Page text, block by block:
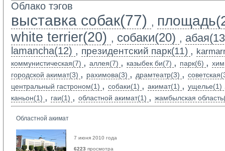
Облако тэгов
выставка собак(77) ,
white terrier(20) , собаки(20) ,
lamancha(12) , президентский парк(11) ,
коммунистическая(7) , аллея(7) , казыбек би(7) , парк(6) ,
городской акимат(3) , рахимова(3) , драмтеатр(3) ,
центральный гастроном(1) , собаки(1) , акимат(1) , ущелье(1)
каньон(1) , гаи(1) , областной акимат(1) , жамбылская
Областной акимат
7 июня 2010 года
6223 просмотра